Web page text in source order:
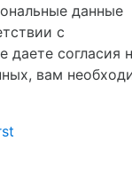
данные
с
даете согласия
вам